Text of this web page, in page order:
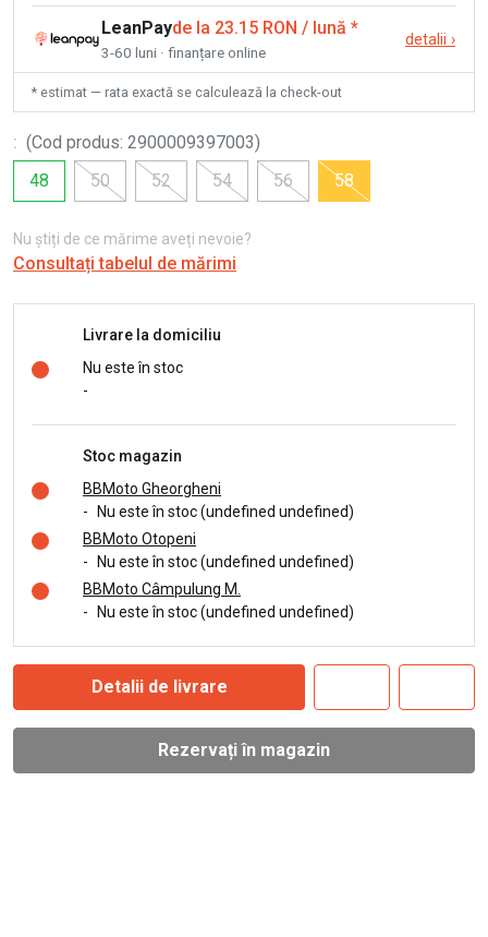
LeanPayde la 23.15 RON / lună *
3-60 luni · finanțare online
detalii ›
* estimat — rata exactă se calculează la check-out
: (Cod produs: 2900009397003)
48
50 52 54 56 58
Nu știți de ce mărime aveți nevoie?
Consultați tabelul de mărimi
Livrare la domiciliu
Nu este în stoc
-
Stoc magazin
BBMoto Gheorgheni
-
Nu este în stoc (undefined undefined)
BBMoto Otopeni
-
Nu este în stoc (undefined undefined)
BBMoto Câmpulung M.
-
Nu este în stoc (undefined undefined)
Detalii de livrare
Rezervați în magazin